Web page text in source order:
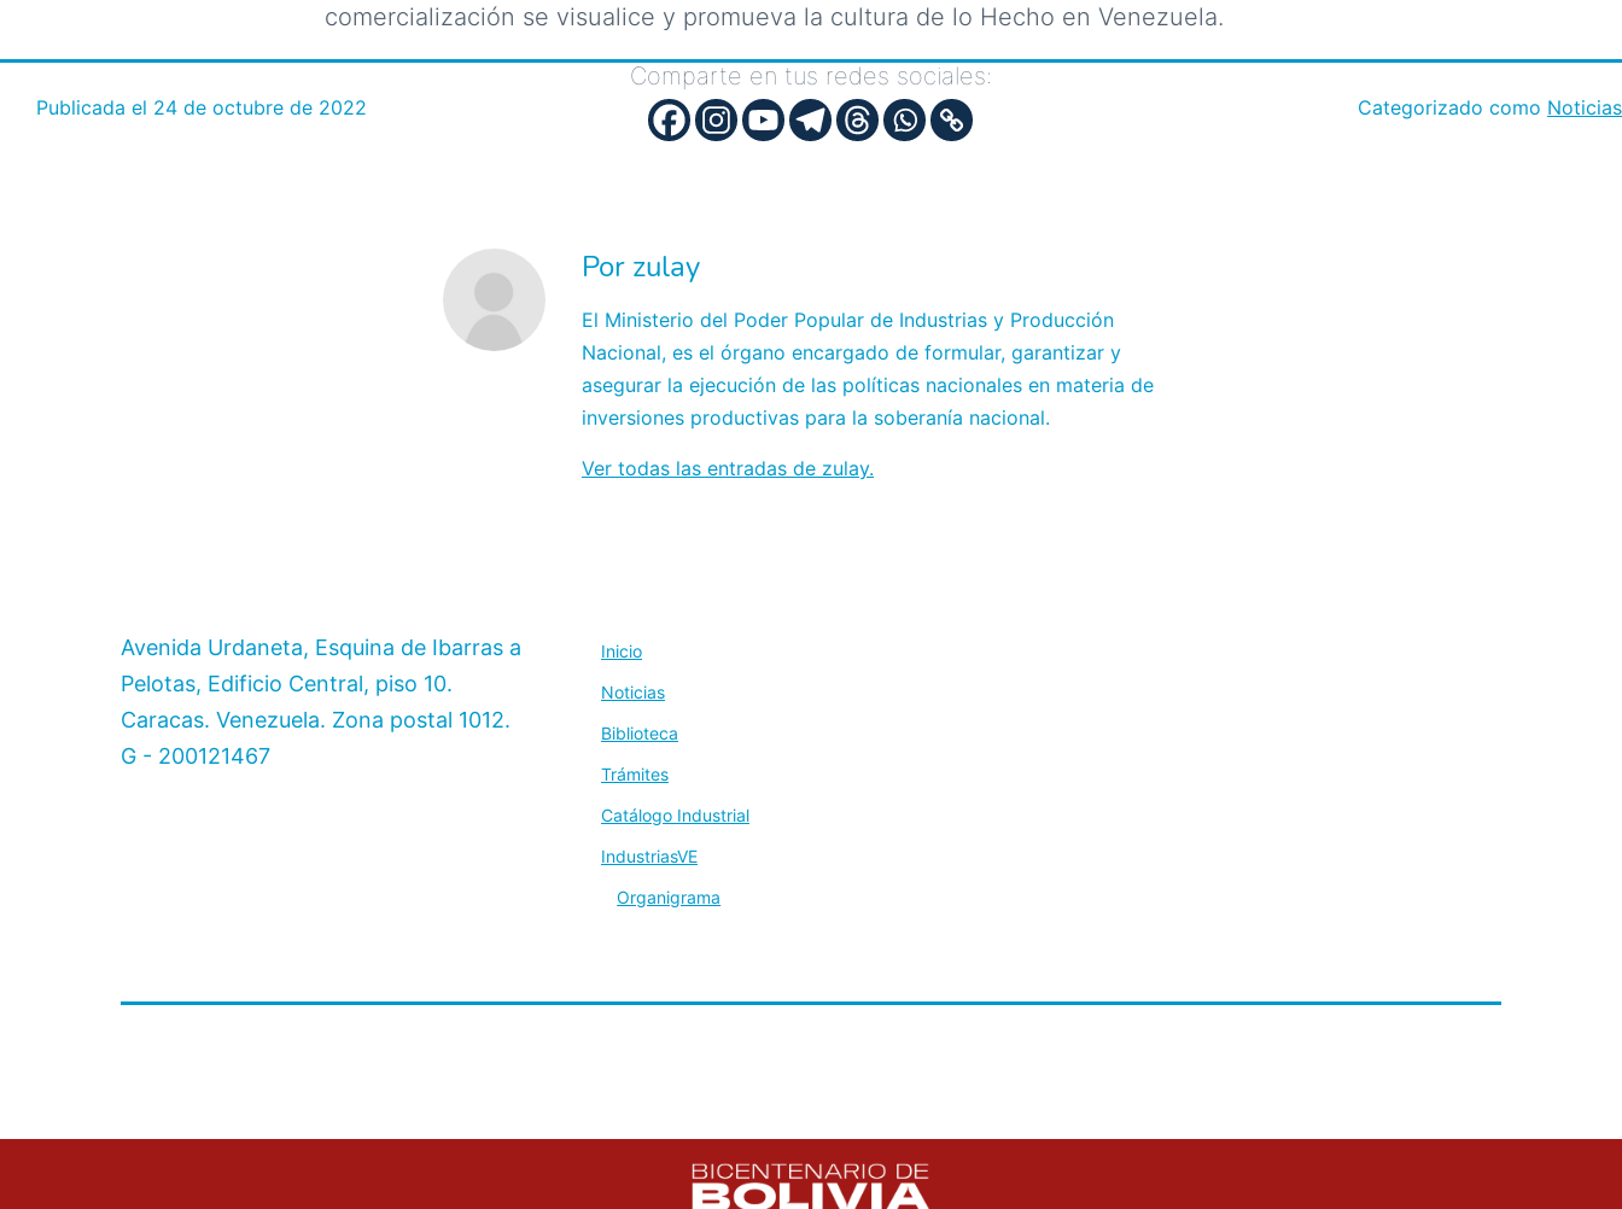
comercialización se visualice y promueva la cultura de lo Hecho en Venezuela.
Comparte en tus redes sociales:
Publicada el 24 de octubre de 2022 Categorizado como Noticias
Por zulay
El Ministerio del Poder Popular de Industrias y Producción
Nacional, es el órgano encargado de formular, garantizar y
asegurar la ejecución de las políticas nacionales en materia de
inversiones productivas para la soberanía nacional.
Ver todas las entradas de zulay.
Avenida Urdaneta, Esquina de Ibarras a
Pelotas, Edificio Central, piso 10.
Caracas. Venezuela. Zona postal 1012.
G - 200121467
Inicio
Noticias
Biblioteca
Trámites
Catálogo Industrial
IndustriasVE
Organigrama